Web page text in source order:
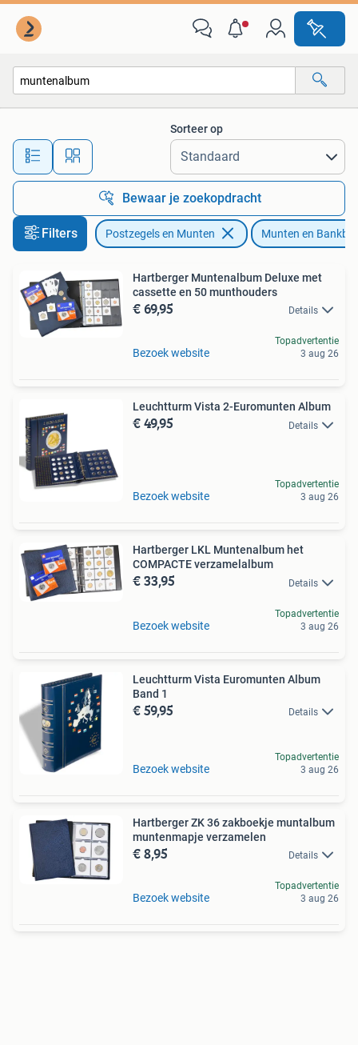
Alle afstanden…
Sorteer op
Bewaar je zoekopdracht
Filters Postzegels en Munten Munten en
Hartberger Muntenalbum Deluxe met
cassette en 50 munthouders
€ 69,95 Details
Bezoek website
Topadvertentie
3 aug 26
Leuchtturm Vista 2-Euromunten Album
€ 49,95 Details
Bezoek website
Topadvertentie
3 aug 26
Hartberger LKL Muntenalbum het
COMPACTE verzamelalbum
€ 33,95 Details
Bezoek website
Topadvertentie
3 aug 26
Leuchtturm Vista Euromunten Album
Band 1
€ 59,95 Details
Bezoek website
Topadvertentie
3 aug 26
Hartberger ZK 36 zakboekje muntalbum
muntenmapje verzamelen
€ 8,95 Details
Bezoek website
Topadvertentie
3 aug 26